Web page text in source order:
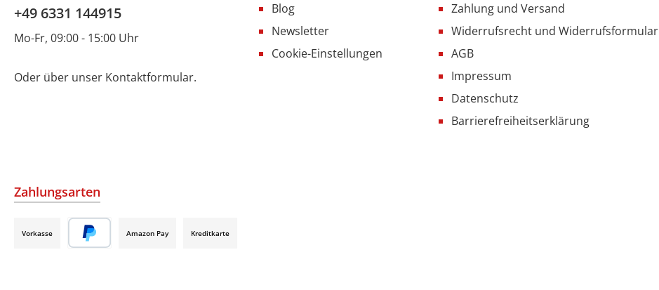
+49 6331 144915
Mo-Fr, 09:00 - 15:00 Uhr
Oder über unser Kontaktformular.
Blog
Newsletter
Cookie-Einstellungen
Zahlung und Versand
Widerrufsrecht und Widerrufsformular
AGB
Impressum
Datenschutz
Barrierefreiheitserklärung
Zahlungsarten
Vorkasse Amazon Pay Kreditkarte